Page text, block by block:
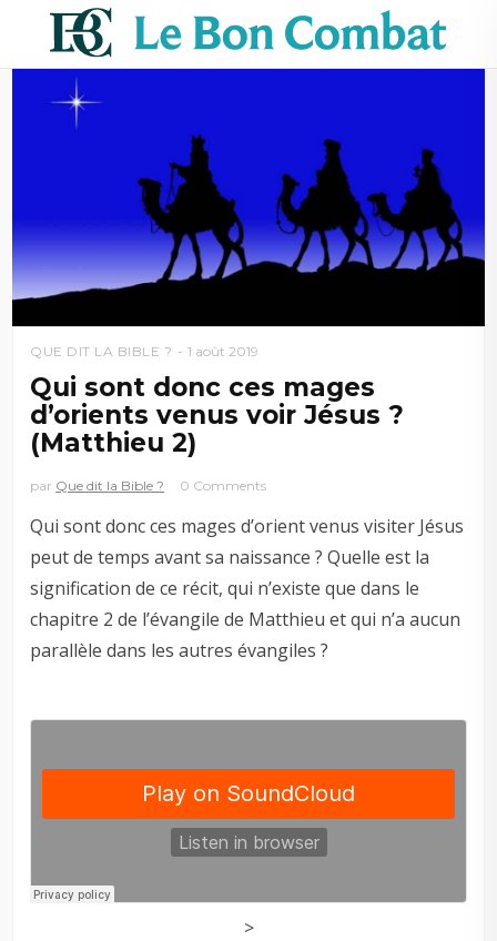
QUE DIT LA BIBLE ? 1 août 2019
Qui sont donc ces mages
d’orients venus voir Jésus ?
(Matthieu 2)
par Que dit la Bible ? 0 Comments
Qui sont donc ces mages d’orient venus visiter Jésus
peut de temps avant sa naissance ? Quelle est la
signification de ce récit, qui n’existe que dans le
chapitre 2 de l’évangile de Matthieu et qui n’a aucun
parallèle dans les autres évangiles ?
>